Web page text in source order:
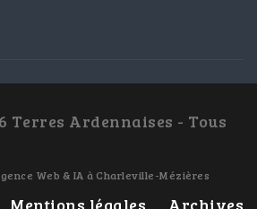
Terres Ardennaises - Tous
Web & IA à Charleville-Mézières
Mentions légales Archives